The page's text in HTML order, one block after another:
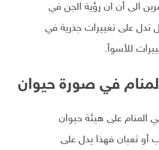
الى أن ان رؤية الجن في
تدل على تغييرات جذرية في
للأسوأ.
في صورة حيوان
المنام على هيئة حيوان
أو ثعبان فهذا يدل على